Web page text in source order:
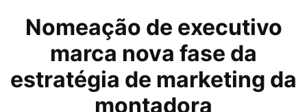
Nomeação de executivo
marca nova fase da
estratégia de marketing da
montadora